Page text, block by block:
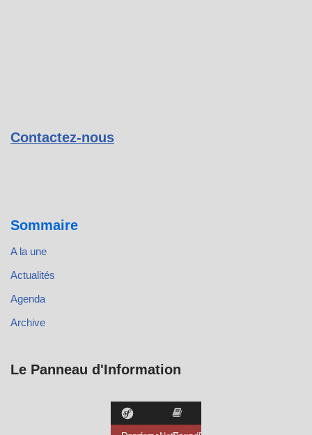
Contactez-nous
Sommaire
A la une
Actualités
Agenda
Archive
Le Panneau d'Information